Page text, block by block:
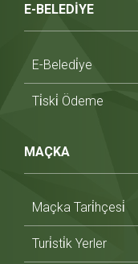
E-BELEDİYE
E-Beledi̇ye
Ti̇ski̇ Ödeme
MAÇKA
Maçka Tari̇hçesi̇
Turi̇sti̇k Yerler